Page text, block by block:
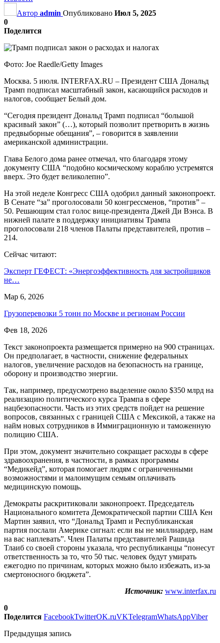
Автор admin Опубликовано Июл 5, 2025
0
Поделится
Фото: Joe Raedle/Getty Images
Москва. 5 июля. INTERFAX.RU – Президент США Дональд
Трамп подписал масштабный закон, касающийся расходов и
налогов, сообщает Белый дом.
“Сегодня президент Дональд Трамп подписал “большой
красивый закон” (…), который позволит претворить в жизнь
предвыборные обещания”, – говорится в заявлении
американской администрации.
Глава Белого дома ранее отмечал, что благодаря этому
документу США “подобно космическому кораблю устремятся
вверх. Это будет великолепно”.
На этой неделе Конгресс США одобрил данный законопроект.
В Сенате “за” проголосовали 50 конгрессменов, “против” –
50. Решающим стал голос вице-президента Джей Ди Вэнса. В
нижней палате в поддержку инициативы Трампа
проголосовали 218 членов Палаты представителей, против –
214.
Сейчас читают:
Эксперт ГЕФЕСТ: «Энергоэффективность для застройщиков
не…
Мар 6, 2026
Грузоперевозки 5 тонн по Москве и регионам России
Фев 18, 2026
Текст законопроекта размещается примерно на 900 страницах.
Он предполагает, в частности, снижение федеральных
налогов, увеличение расходов на безопасность на границе,
оборону и производство энергии.
Так, например, предусмотрено выделение около $350 млрд на
реализацию политического курса Трампа в сфере
нацбезопасности. Часть из этих средств пойдет на решение
вопросов, связанных с границей США с Мексикой, а также на
найм новых сотрудников в Иммиграционную и таможенную
полицию США.
При этом, документ значительно сокращает расходы в сфере
здравоохранения, в частности, в рамках программы
“Медикейд”, которая помогает людям с ограниченными
возможностями и малоимущим семьям оплачивать
медицинскую помощь.
Демократы раскритиковали законопроект. Председатель
Национального комитета Демократической партии США Кен
Мартин заявил, что “Дональд Трамп и Республиканская
партия послали Америке сигнал: если вы не миллиардер, нам
на вас наплевать”. Член Палаты представителей Рашида
Тлаиб со своей стороны указала, что республиканцы “понесут
ответственность за то, что 50 тыс. человек будут умирать
ежегодно по причинам, которых можно было избежать, из-за
смертоносного бюджета”.
Источник: www.interfax.ru
0
Поделится FacebookTwitterOK.ruVKTelegramWhatsAppViber
Предыдущая запись